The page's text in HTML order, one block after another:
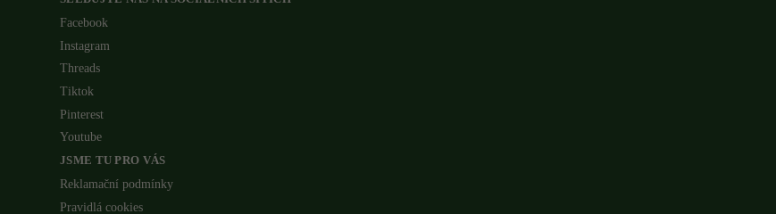
Facebook
Instagram
Threads
Tiktok
Pinterest
Youtube
JSME TU PRO VÁS
Reklamační podmínky
Pravidlá cookies